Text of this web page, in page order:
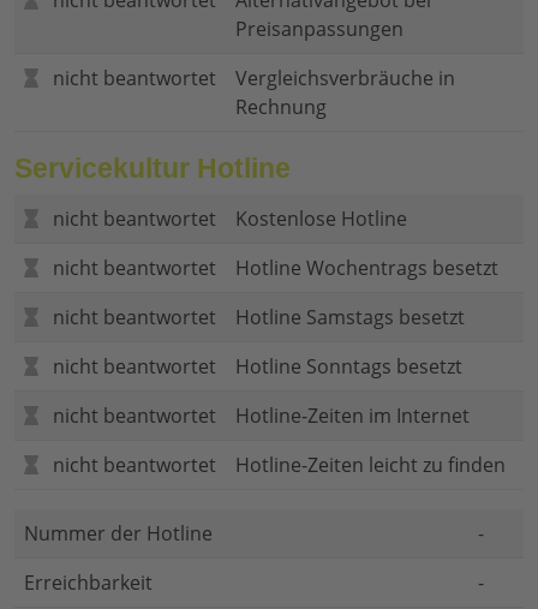
Preisanpassungen
nicht beantwortet
Vergleichsverbräuche in
Rechnung
Servicekultur Hotline
nicht beantwortet
Kostenlose Hotline
nicht beantwortet
Hotline Wochentrags besetzt
nicht beantwortet
Hotline Samstags besetzt
nicht beantwortet
Hotline Sonntags besetzt
nicht beantwortet
Hotline-Zeiten im Internet
nicht beantwortet
Hotline-Zeiten leicht zu finden
Nummer der Hotline
-
Erreichbarkeit
-